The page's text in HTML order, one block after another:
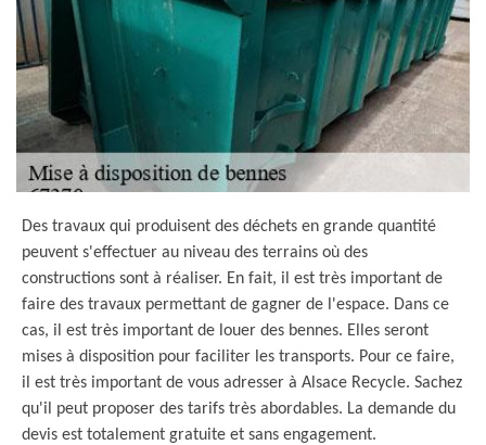
Des travaux qui produisent des déchets en grande quantité
peuvent s'effectuer au niveau des terrains où des
constructions sont à réaliser. En fait, il est très important de
faire des travaux permettant de gagner de l'espace. Dans ce
cas, il est très important de louer des bennes. Elles seront
mises à disposition pour faciliter les transports. Pour ce faire,
il est très important de vous adresser à Alsace Recycle. Sachez
qu'il peut proposer des tarifs très abordables. La demande du
devis est totalement gratuite et sans engagement.